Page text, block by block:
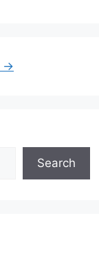
→
Search